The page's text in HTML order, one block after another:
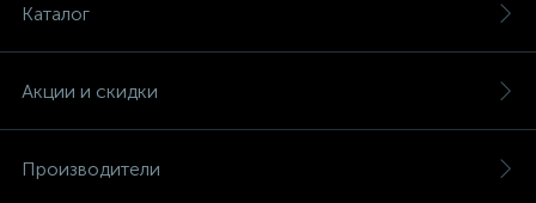
Каталог
Акции и скидки
Производители